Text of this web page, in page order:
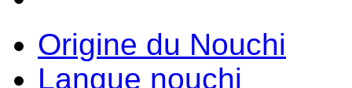
Origine du Nouchi
Langue nouchi